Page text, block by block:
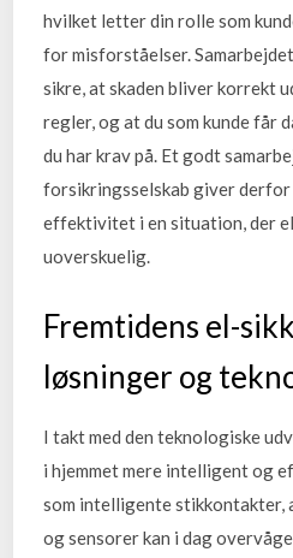
hvilket letter din rolle som
for misforståelser.
sikre, at skaden bliver korrekt
regler, og at du som kunde får
du har krav på. Et godt
forsikringsselskab giver
effektivitet i en situation, der
uoverskuelig.
Fremtidens el-
løsninger og
I takt med den teknologiske
i hjemmet mere intelligent og
som intelligente stikkontakter,
og sensorer kan i dag